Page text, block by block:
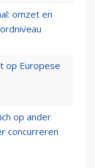
omzet en
op Europese
op ander
concurreren